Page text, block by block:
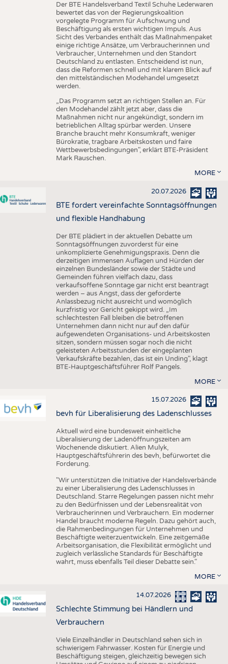
Der BTE Handelsverband Textil Schuhe Lederwaren
bewertet das von der Regierungskoalition
vorgelegte Programm für Aufschwung und
Beschäftigung als ersten wichtigen Impuls. Aus
Sicht des Verbandes enthält das Maßnahmenpaket
einige richtige Ansätze, um Verbraucherinnen und
Verbraucher, Unternehmen und den Standort
Deutschland zu entlasten. Entscheidend ist nun,
dass die Reformen schnell und mit klarem Blick auf
den mittelständischen Modehandel umgesetzt
werden.
„Das Programm setzt an richtigen Stellen an. Für
den Modehandel zählt jetzt aber, dass die
Maßnahmen nicht nur angekündigt, sondern im
betrieblichen Alltag spürbar werden. Unsere
Branche braucht mehr Konsumkraft, weniger
Bürokratie, tragbare Arbeitskosten und faire
Wettbewerbsbedingungen", erklärt BTE-Präsident
Mark Rauschen.
MORE
20.07.2026
BTE fordert vereinfachte Sonntagsöffnungen
und flexible Handhabung
Der BTE plädiert in der aktuellen Debatte um
Sonntagsöffnungen zuvorderst für eine
unkomplizierte Genehmigungspraxis. Denn die
derzeitigen immensen Auflagen und Hürden der
einzelnen Bundesländer sowie der Städte und
Gemeinden führen vielfach dazu, dass
verkaufsoffene Sonntage gar nicht erst beantragt
werden – aus Angst, dass der geforderte
Anlassbezug nicht ausreicht und womöglich
kurzfristig vor Gericht gekippt wird. „Im
schlechtesten Fall bleiben die betroffenen
Unternehmen dann nicht nur auf den dafür
aufgewendeten Organisations- und Arbeitskosten
sitzen, sondern müssen sogar noch die nicht
geleisteten Arbeitsstunden der eingeplanten
Verkaufskräfte bezahlen, das ist ein Unding", klagt
BTE-Hauptgeschäftsführer Rolf Pangels.
MORE
15.07.2026
bevh für Liberalisierung des Ladenschlusses
Aktuell wird eine bundesweit einheitliche
Liberalisierung der Ladenöffnungszeiten am
Wochenende diskutiert. Alien Mulyk,
Hauptgeschäftsführerin des bevh, befürwortet die
Forderung.
"Wir unterstützen die Initiative der Handelsverbände
zu einer Liberalisierung des Ladenschlusses in
Deutschland. Starre Regelungen passen nicht mehr
zu den Bedürfnissen und der Lebensrealität von
Verbraucherinnen und Verbrauchern. Ein moderner
Handel braucht moderne Regeln. Dazu gehört auch,
die Rahmenbedingungen für Unternehmen und
Beschäftigte weiterzuentwickeln. Eine zeitgemäße
Arbeitsorganisation, die Flexibilität ermöglicht und
zugleich verlässliche Standards für Beschäftigte
wahrt, muss ebenfalls Teil dieser Debatte sein."
MORE
14.07.2026
Schlechte Stimmung bei Händlern und
Verbrauchern
Viele Einzelhändler in Deutschland sehen sich in
schwierigem Fahrwasser. Kosten für Energie und
Beschäftigung steigen, gleichzeitig bewegen sich